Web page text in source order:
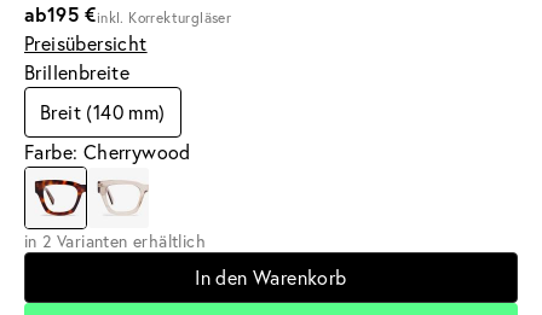
ab195 €inkl. Korrekturgläser
Preisübersicht
Brillenbreite
Breit (140 mm)
Farbe: Cherrywood
in 2 Varianten erhältlich
In den Warenkorb